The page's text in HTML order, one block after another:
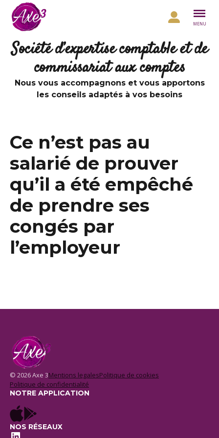
Aller au contenu
MENU
Société d’expertise comptable et de
commissariat aux comptes
Nous vous accompagnons et vous apportons
les conseils adaptés à vos besoins
Ce n’est pas au
salarié de prouver
qu’il a été empêché
de prendre ses
congés par
l’employeur
© 2026 Axe 3Mentions legalesPolitique de cookies
Politique de confidentialité
NOTRE APPLICATION
NOS RÉSEAUX